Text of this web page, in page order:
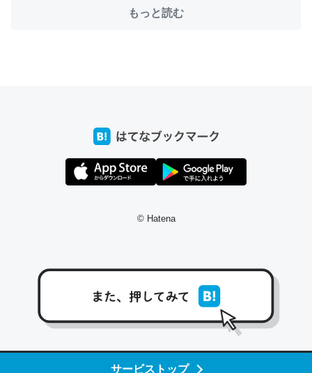
サービストップ
─たまにLINEするくらいだった遠方の父67歳と僕。ITツール導入で
とかSpotifyを支払う孝行もできる。一生で親と会える残
それを実質100倍以上に伸ばす効果があるはず……
私も3年前ぐらいに祖母の家に設置した。ポケットWifiみ
たいなのでネット環境作ったけどAlexaしか使わないので
回線代ほとんどかからないですよ。参考：
もっと読む
© Hatena